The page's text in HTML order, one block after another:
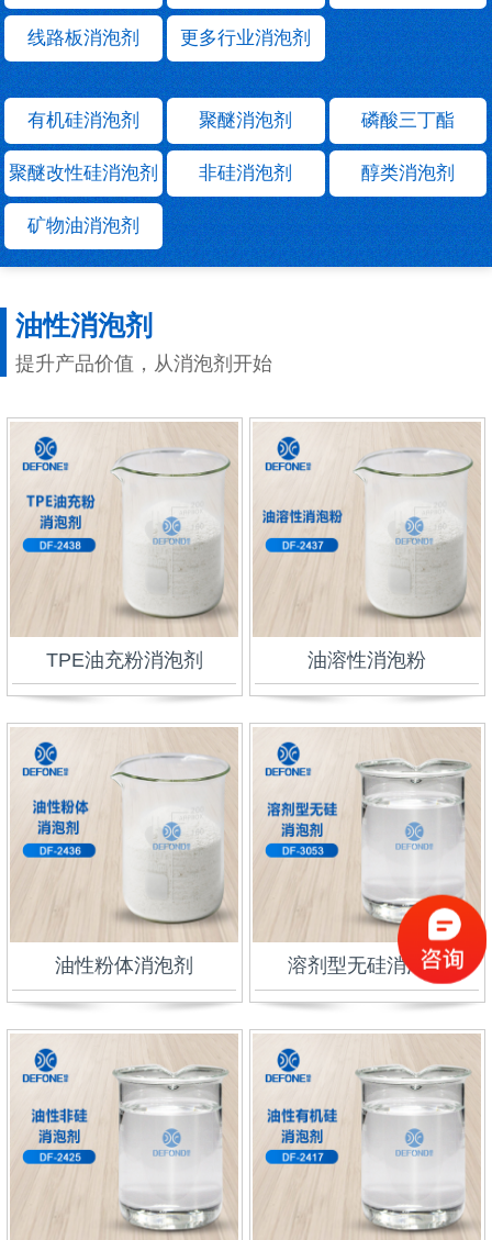
线路板消泡剂 更多行业消泡剂
有机硅消泡剂 聚醚消泡剂 磷酸三丁酯
聚醚改性硅消泡剂 非硅消泡剂 醇类消泡剂
矿物油消泡剂
油性消泡剂
提升产品价值，从消泡剂开始
TPE油充粉消泡剂 油溶性消泡粉
油性粉体消泡剂 溶剂型无硅消泡剂